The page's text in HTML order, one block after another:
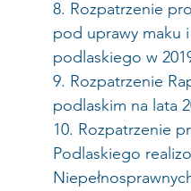
8. Rozpatrzenie
pod uprawy maku
podlaskiego w
9. Rozpatrzenie
podlaskim na lata
10. Rozpatrzenie
Podlaskiego